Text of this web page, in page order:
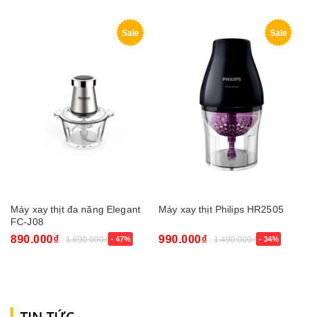
Sale
Máy xay thịt đa năng Elegant
FC-J08
890.000₫ 1.690.000₫ - 47%
Sale
Máy xay thịt Philips HR2505
990.000₫ 1.490.000₫ - 34%